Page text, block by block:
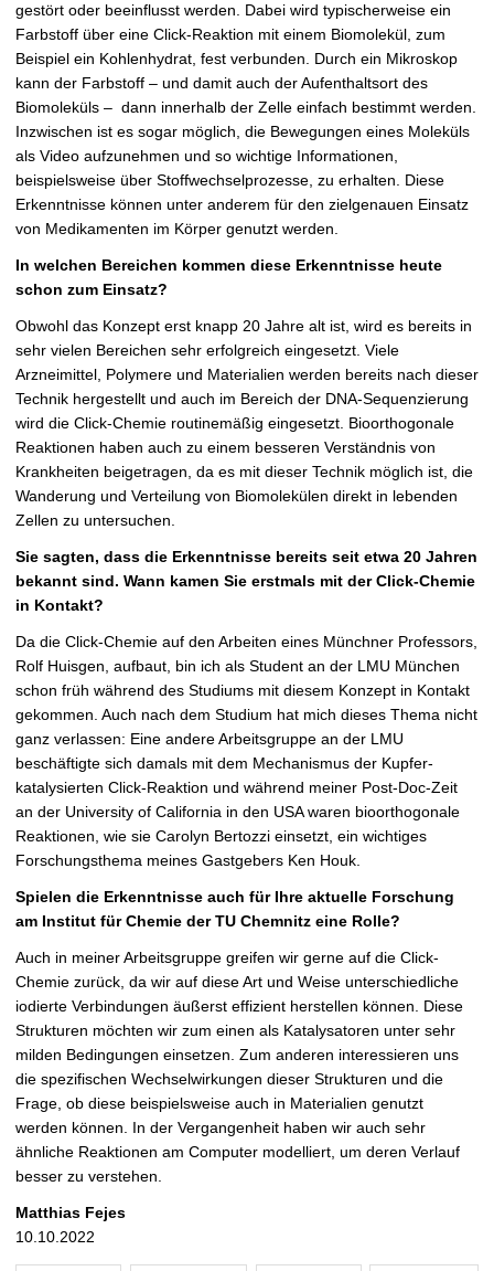
gestört oder beeinflusst werden. Dabei wird typischerweise ein
Farbstoff über eine Click-Reaktion mit einem Biomolekül, zum
Beispiel ein Kohlenhydrat, fest verbunden. Durch ein Mikroskop
kann der Farbstoff – und damit auch der Aufenthaltsort des
Biomoleküls – dann innerhalb der Zelle einfach bestimmt werden.
Inzwischen ist es sogar möglich, die Bewegungen eines Moleküls
als Video aufzunehmen und so wichtige Informationen,
beispielsweise über Stoffwechselprozesse, zu erhalten. Diese
Erkenntnisse können unter anderem für den zielgenauen Einsatz
von Medikamenten im Körper genutzt werden.
In welchen Bereichen kommen diese Erkenntnisse heute
schon zum Einsatz?
Obwohl das Konzept erst knapp 20 Jahre alt ist, wird es bereits in
sehr vielen Bereichen sehr erfolgreich eingesetzt. Viele
Arzneimittel, Polymere und Materialien werden bereits nach dieser
Technik hergestellt und auch im Bereich der DNA-Sequenzierung
wird die Click-Chemie routinemäßig eingesetzt. Bioorthogonale
Reaktionen haben auch zu einem besseren Verständnis von
Krankheiten beigetragen, da es mit dieser Technik möglich ist, die
Wanderung und Verteilung von Biomolekülen direkt in lebenden
Zellen zu untersuchen.
Sie sagten, dass die Erkenntnisse bereits seit etwa 20 Jahren
bekannt sind. Wann kamen Sie erstmals mit der Click-Chemie
in Kontakt?
Da die Click-Chemie auf den Arbeiten eines Münchner Professors,
Rolf Huisgen, aufbaut, bin ich als Student an der LMU München
schon früh während des Studiums mit diesem Konzept in Kontakt
gekommen. Auch nach dem Studium hat mich dieses Thema nicht
ganz verlassen: Eine andere Arbeitsgruppe an der LMU
beschäftigte sich damals mit dem Mechanismus der Kupfer-
katalysierten Click-Reaktion und während meiner Post-Doc-Zeit
an der University of California in den USA waren bioorthogonale
Reaktionen, wie sie Carolyn Bertozzi einsetzt, ein wichtiges
Forschungsthema meines Gastgebers Ken Houk.
Spielen die Erkenntnisse auch für Ihre aktuelle Forschung
am Institut für Chemie der TU Chemnitz eine Rolle?
Auch in meiner Arbeitsgruppe greifen wir gerne auf die Click-
Chemie zurück, da wir auf diese Art und Weise unterschiedliche
iodierte Verbindungen äußerst effizient herstellen können. Diese
Strukturen möchten wir zum einen als Katalysatoren unter sehr
milden Bedingungen einsetzen. Zum anderen interessieren uns
die spezifischen Wechselwirkungen dieser Strukturen und die
Frage, ob diese beispielsweise auch in Materialien genutzt
werden können. In der Vergangenheit haben wir auch sehr
ähnliche Reaktionen am Computer modelliert, um deren Verlauf
besser zu verstehen.
Matthias Fejes
10.10.2022